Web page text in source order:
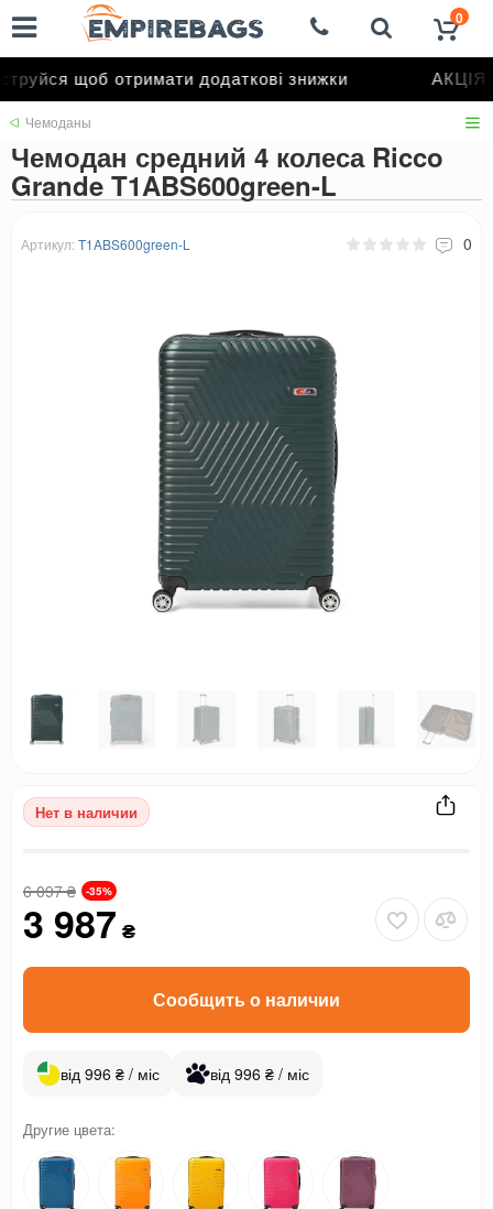
щоб отримати додаткові знижки АКЦІЯ
0
Чемоданы
Чемодан средний 4 колеса Ricco
Grande T1ABS600green-L
Артикул: T1ABS600green-L 0
Нет в наличии
6 097₴ -35%
3 987 ₴
Сообщить о наличии
від 996 ₴ / міс від 996 ₴ / міс
Другие цвета: